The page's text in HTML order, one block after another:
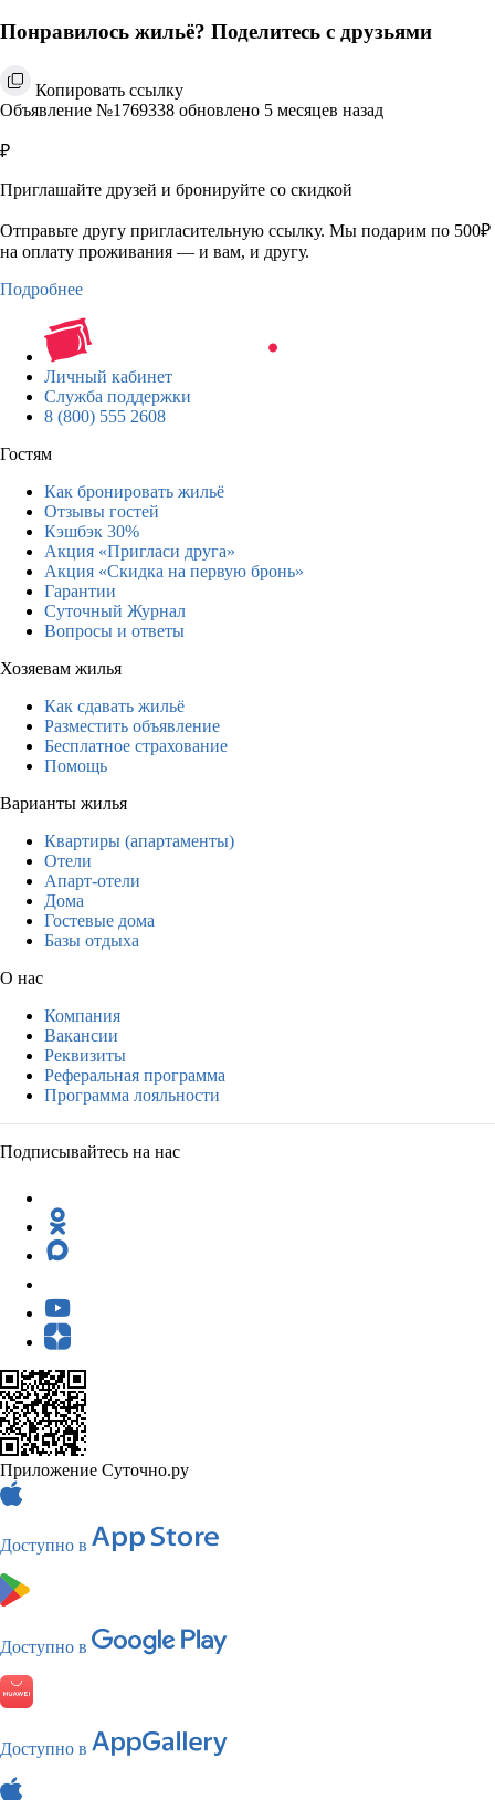
Понравилось жильё? Поделитесь с друзьями
Копировать ссылку
Объявление №1769338 обновлено 5 месяцев назад
₽
Приглашайте друзей и бронируйте со скидкой
Отправьте другу пригласительную ссылку. Мы подарим по 500₽
на оплату проживания — и вам, и другу.
Подробнее
Личный кабинет
Служба поддержки
8 (800) 555 2608
Гостям
Как бронировать жильё
Отзывы гостей
Кэшбэк 30%
Акция «Пригласи друга»
Акция «Скидка на первую бронь»
Гарантии
Суточный Журнал
Вопросы и ответы
Хозяевам жилья
Как сдавать жильё
Разместить объявление
Бесплатное страхование
Помощь
Варианты жилья
Квартиры (апартаменты)
Отели
Апарт-отели
Дома
Гостевые дома
Базы отдыха
О нас
Компания
Вакансии
Реквизиты
Реферальная программа
Программа лояльности
Подписывайтесь на нас
Приложение Суточно.ру
Доступно в
Доступно в
Доступно в